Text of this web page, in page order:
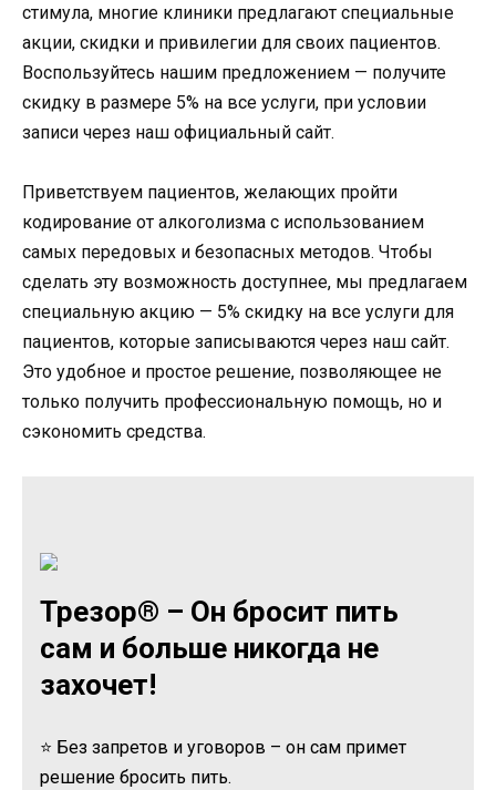
стимула, многие клиники предлагают специальные
акции, скидки и привилегии для своих пациентов.
Воспользуйтесь нашим предложением — получите
скидку в размере 5% на все услуги, при условии
записи через наш официальный сайт.
Приветствуем пациентов, желающих пройти
кодирование от алкоголизма с использованием
самых передовых и безопасных методов. Чтобы
сделать эту возможность доступнее, мы предлагаем
специальную акцию — 5% скидку на все услуги для
пациентов, которые записываются через наш сайт.
Это удобное и простое решение, позволяющее не
только получить профессиональную помощь, но и
сэкономить средства.
Трезор® – Он бросит пить
сам и больше никогда не
захочет!
⭐ Без запретов и уговоров – он сам примет
решение бросить пить.